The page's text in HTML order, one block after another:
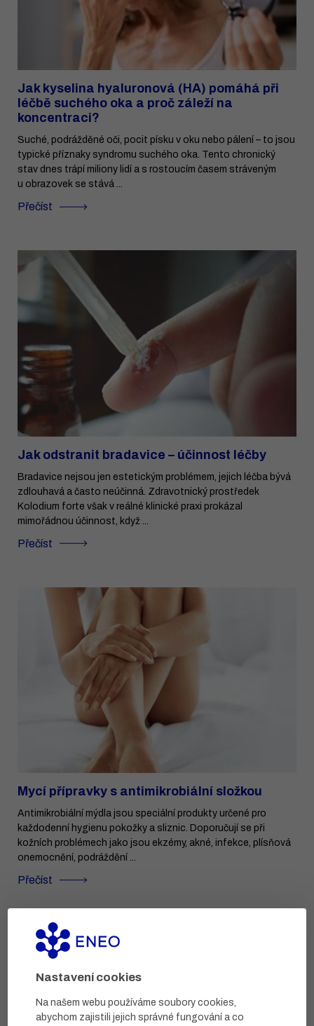
Nastavení cookies
Na našem webu používáme soubory cookies,
abychom zajistili jejich správné fungování a co
Jak kyselina hyaluronová (HA) pomáhá při
léčbě suchého oka a proč záleží na
koncentraci?
Suché, podrážděné oči, pocit písku v oku nebo pálení – to jsou
typické příznaky syndromu suchého oka. Tento chronický
stav dnes trápí miliony lidí a s rostoucím časem stráveným
u obrazovek se stává ...
Přečíst
Jak odstranit bradavice – účinnost léčby
Bradavice nejsou jen estetickým problémem, jejich léčba bývá
zdlouhavá a často neúčinná. Zdravotnický prostředek
Kolodium forte však v reálné klinické praxi prokázal
mimořádnou účinnost, když ...
Přečíst
Mycí přípravky s antimikrobiální složkou
Antimikrobiální mýdla jsou speciální produkty určené pro
každodenní hygienu pokožky a sliznic. Doporučují se při
kožních problémech jako jsou ekzémy, akné, infekce, plísňová
onemocnění, podráždění ...
Přečíst